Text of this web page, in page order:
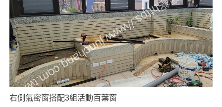
右側氣密窗搭配3組活動百葉窗